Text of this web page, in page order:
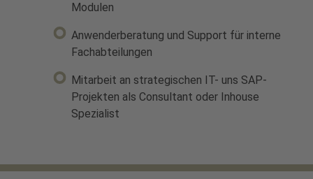
Modulen
Anwenderberatung und Support für interne
Fachabteilungen
Mitarbeit an strategischen IT- uns SAP-
Projekten als Consultant oder Inhouse
Spezialist